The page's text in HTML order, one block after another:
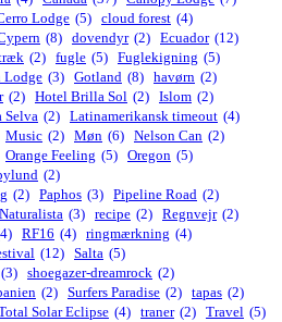
Lodge (5) cloud forest (4)
(8) dovendyr (2) Ecuador (12)
(2) fugle (5) Fuglekigning (5)
Lodge (3) Gotland (8) havørn (2)
(2) Hotel Brilla Sol (2) Islom (2)
Selva (2) Latinamerikansk timeout (4)
Music (2) Møn (6) Nelson Can (2)
Orange Feeling (5) Oregon (5)
(2)
(2) Paphos (3) Pipeline Road (2)
(3) recipe (2) Regnvejr (2)
RF16 (4) ringmærkning (4)
(12) Salta (5)
(3) shoegazer-dreamrock (2)
(2) Surfers Paradise (2) tapas (2)
Solar Eclipse (4) traner (2) Travel (5)